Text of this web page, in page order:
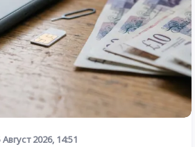
Август 2026, 14:51